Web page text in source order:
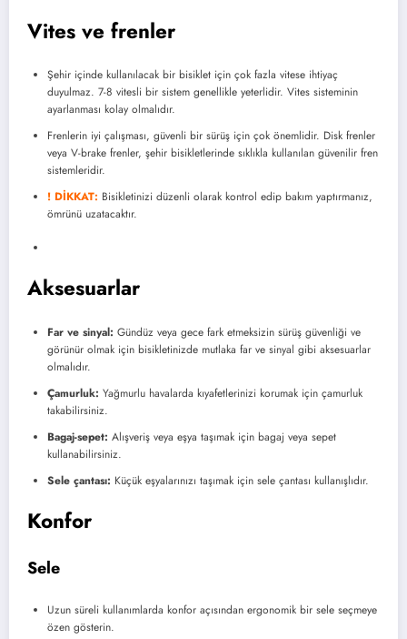
Vites ve frenler
Şehir içinde kullanılacak bir bisiklet için çok fazla vitese ihtiyaç
duyulmaz. 7-8 vitesli bir sistem genellikle yeterlidir. Vites sisteminin
ayarlanması kolay olmalıdır.
Frenlerin iyi çalışması, güvenli bir sürüş için çok önemlidir. Disk frenler
veya V-brake frenler, şehir bisikletlerinde sıklıkla kullanılan güvenilir fren
sistemleridir.
! DİKKAT: Bisikletinizi düzenli olarak kontrol edip bakım yaptırmanız,
ömrünü uzatacaktır.
Aksesuarlar
Far ve sinyal: Gündüz veya gece fark etmeksizin sürüş güvenliği ve
görünür olmak için bisikletinizde mutlaka far ve sinyal gibi aksesuarlar
olmalıdır.
Çamurluk: Yağmurlu havalarda kıyafetlerinizi korumak için çamurluk
takabilirsiniz.
Bagaj-sepet: Alışveriş veya eşya taşımak için bagaj veya sepet
kullanabilirsiniz.
Sele çantası: Küçük eşyalarınızı taşımak için sele çantası kullanışlıdır.
Konfor
Sele
Uzun süreli kullanımlarda konfor açısından ergonomik bir sele seçmeye
özen gösterin.